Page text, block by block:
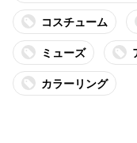
コスチューム
ミューズ
カラーリング